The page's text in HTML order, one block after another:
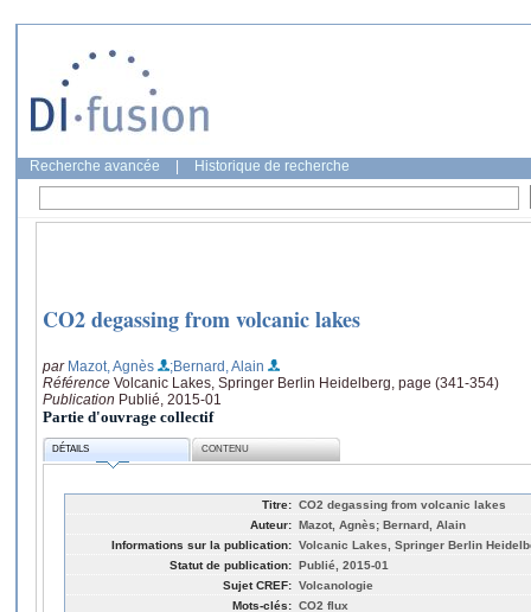
Recherche avancée Historique de recherche
CO2 degassing from volcanic lakes
par Mazot, Agnès
;Bernard, Alain
Référence Volcanic Lakes, Springer Berlin Heidelberg, page (341-354)
Publication Publié, 2015-01
Partie d'ouvrage collectif
DÉTAILS CONTENU
Titre: CO2 degassing from volcanic lakes
Auteur: Mazot, Agnès; Bernard, Alain
Informations sur la publication: Volcanic Lakes, Springer Berlin
Statut de publication: Publié, 2015-01
Sujet CREF: Volcanologie
Mots-clés: CO2 flux